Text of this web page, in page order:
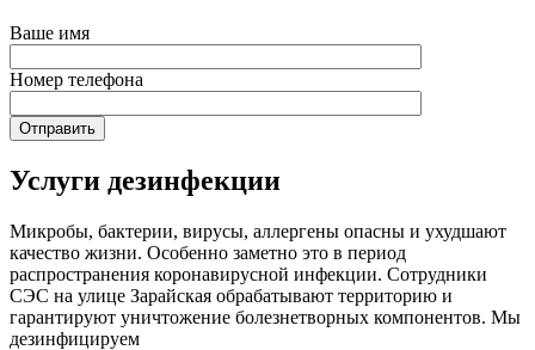
Ваше имя
Номер телефона
Услуги дезинфекции
Микробы, бактерии, вирусы, аллергены опасны и ухудшают
качество жизни. Особенно заметно это в период
распространения коронавирусной инфекции. Сотрудники
СЭС на улице Зарайская обрабатывают территорию и
гарантируют уничтожение болезнетворных компонентов. Мы
дезинфицируем